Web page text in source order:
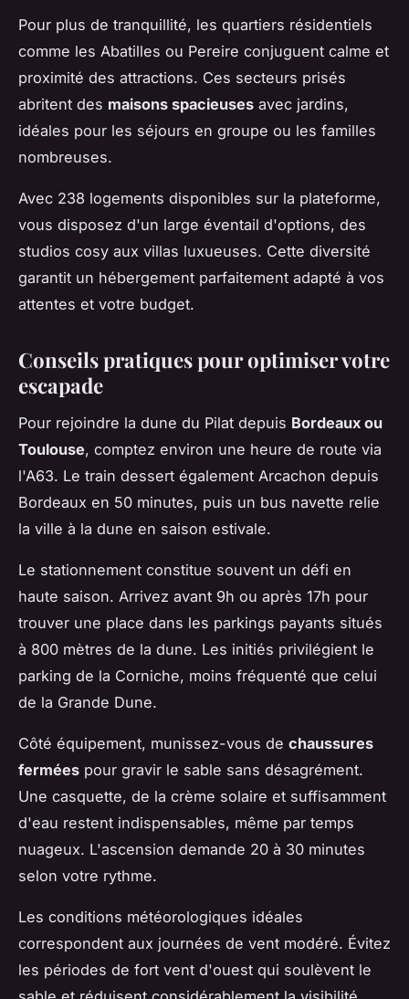
Pour plus de tranquillité, les quartiers résidentiels
comme les Abatilles ou Pereire conjuguent calme et
proximité des attractions. Ces secteurs prisés
abritent des maisons spacieuses avec jardins,
idéales pour les séjours en groupe ou les familles
nombreuses.
Avec 238 logements disponibles sur la plateforme,
vous disposez d'un large éventail d'options, des
studios cosy aux villas luxueuses. Cette diversité
garantit un hébergement parfaitement adapté à vos
attentes et votre budget.
Conseils pratiques pour optimiser votre
escapade
Pour rejoindre la dune du Pilat depuis Bordeaux ou
Toulouse, comptez environ une heure de route via
l'A63. Le train dessert également Arcachon depuis
Bordeaux en 50 minutes, puis un bus navette relie
la ville à la dune en saison estivale.
Le stationnement constitue souvent un défi en
haute saison. Arrivez avant 9h ou après 17h pour
trouver une place dans les parkings payants situés
à 800 mètres de la dune. Les initiés privilégient le
parking de la Corniche, moins fréquenté que celui
de la Grande Dune.
Côté équipement, munissez-vous de chaussures
fermées pour gravir le sable sans désagrément.
Une casquette, de la crème solaire et suffisamment
d'eau restent indispensables, même par temps
nuageux. L'ascension demande 20 à 30 minutes
selon votre rythme.
Les conditions météorologiques idéales
correspondent aux journées de vent modéré. Évitez
les périodes de fort vent d'ouest qui soulèvent le